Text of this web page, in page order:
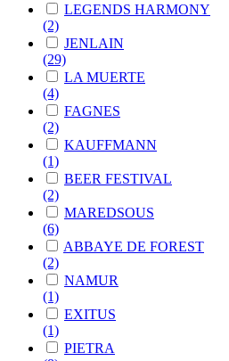
LEGENDS HARMONY
(2)
JENLAIN
(29)
LA MUERTE
(4)
FAGNES
(2)
KAUFFMANN
(1)
BEER FESTIVAL
(2)
MAREDSOUS
(6)
ABBAYE DE FOREST
(2)
NAMUR
(1)
EXITUS
(1)
PIETRA